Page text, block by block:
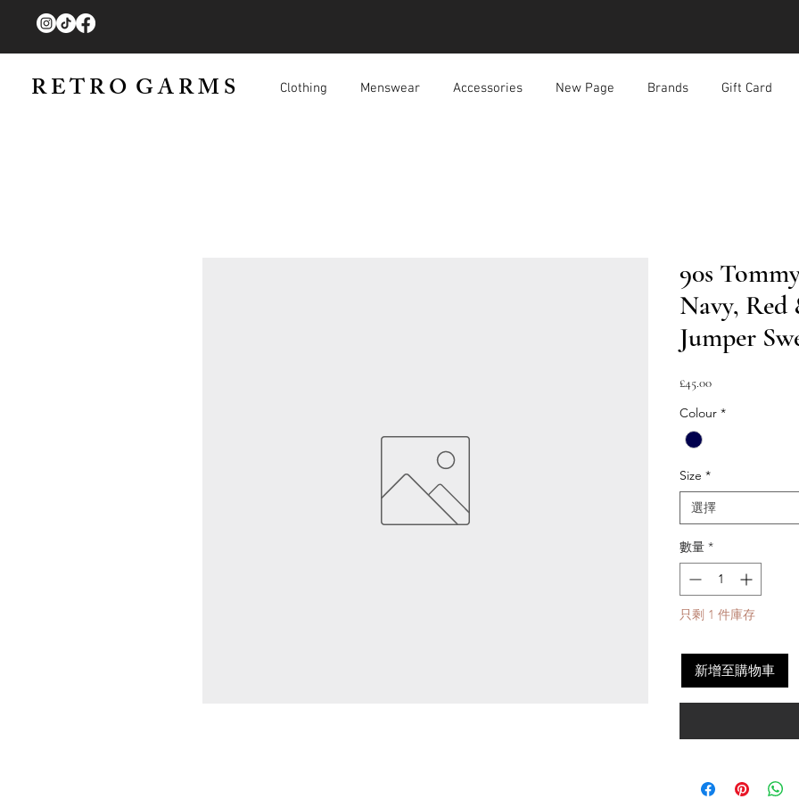
R E T R O G A R M S Clothing Menswear Accessories New Page Brands Gift Card
90s
Navy,
Jumper
£45.00價
Colour *
Size *
選擇
數量 *
只剩 1 件庫存
新增至購物車